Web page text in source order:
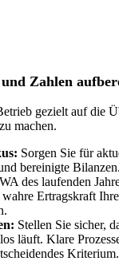
Zahlen
gezielt auf die
machen.
Sorgen Sie für
bereinigte
des laufenden
Ertragskraft
Stellen Sie sicher,
läuft. Klare
Kriterium.